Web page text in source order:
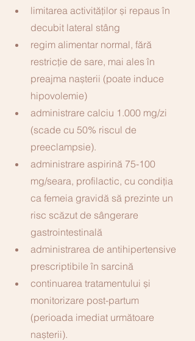
limitarea activităților și repaus în
decubit lateral stâng
regim alimentar normal, fără
restricție de sare, mai ales în
preajma nașterii (poate induce
hipovolemie)
administrare calciu 1.000 mg/zi
(scade cu 50% riscul de
preeclampsie).
administrare aspirină 75-100
mg/seara, profilactic, cu condiţia
ca femeia gravidă să prezinte un
risc scăzut de sângerare
gastrointestinală
administrarea de antihipertensive
prescriptibile în sarcină
continuarea tratamentului și
monitorizare post-partum
(perioada imediat următoare
nașterii).